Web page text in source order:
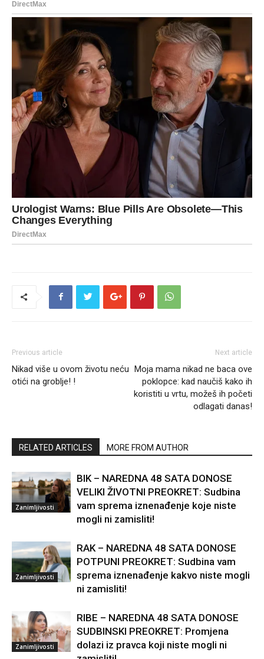
Previous article
Nikad više u ovom životu neću
otići na groblje! !
Next article
Moja mama nikad ne baca ove
poklopce: kad naučiš kako ih
koristiti u vrtu, možeš ih početi
odlagati danas!
RELATED ARTICLES MORE FROM AUTHOR
Zanimljivosti
BIK – NAREDNA 48 SATA DONOSE
VELIKI ŽIVOTNI PREOKRET: Sudbina
vam sprema iznenađenje koje niste
mogli ni zamisliti!
Zanimljivosti
RAK – NAREDNA 48 SATA DONOSE
POTPUNI PREOKRET: Sudbina vam
sprema iznenađenje kakvo niste mogli
ni zamisliti!
Zanimljivosti
RIBE – NAREDNA 48 SATA DONOSE
SUDBINSKI PREOKRET: Promjena
dolazi iz pravca koji niste mogli ni